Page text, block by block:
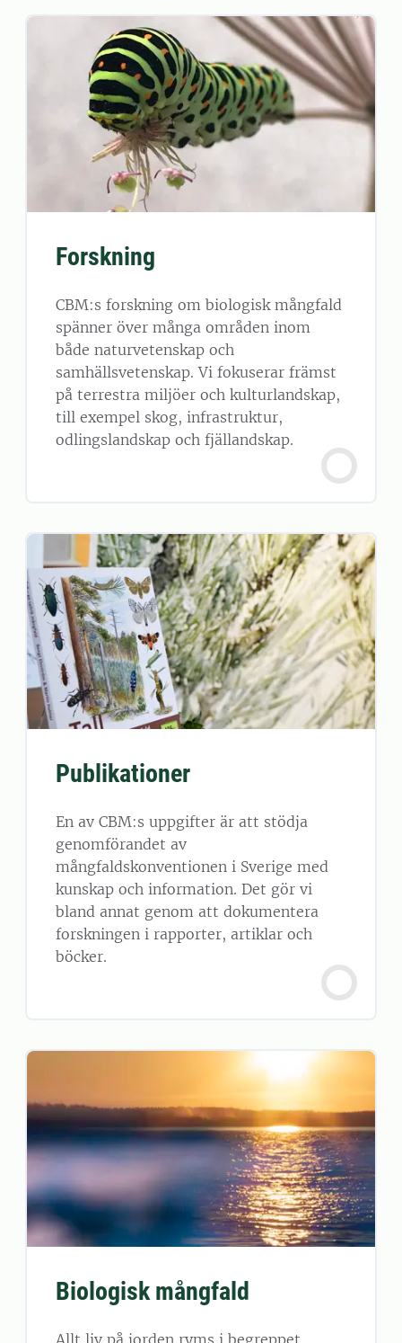
Forskning
CBM:s forskning om biologisk mångfald
spänner över många områden inom
både naturvetenskap och
samhällsvetenskap. Vi fokuserar främst
på terrestra miljöer och kulturlandskap,
till exempel skog, infrastruktur,
odlingslandskap och fjällandskap.
Publikationer
En av CBM:s uppgifter är att stödja
genomförandet av
mångfaldskonventionen i Sverige med
kunskap och information. Det gör vi
bland annat genom att dokumentera
forskningen i rapporter, artiklar och
böcker.
Biologisk mångfald